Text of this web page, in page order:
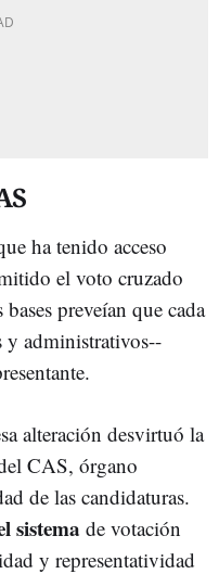
ha tenido acceso
el voto cruzado
preveían que cada
y administrativos--
alteración desvirtuó la
CAS, órgano
de las candidaturas.
sistema de votación
y representatividad